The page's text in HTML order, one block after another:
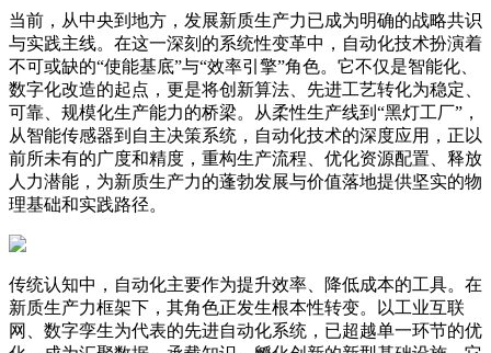
当前，从中央到地方，发展新质生产力已成为明确的战略共识
与实践主线。在这一深刻的系统性变革中，自动化技术扮演着
不可或缺的“使能基底”与“效率引擎”角色。它不仅是智能化、
数字化改造的起点，更是将创新算法、先进工艺转化为稳定、
可靠、规模化生产能力的桥梁。从柔性生产线到“黑灯工厂”，
从智能传感器到自主决策系统，自动化技术的深度应用，正以
前所未有的广度和精度，重构生产流程、优化资源配置、释放
人力潜能，为新质生产力的蓬勃发展与价值落地提供坚实的物
理基础和实践路径。
传统认知中，自动化主要作为提升效率、降低成本的工具。在
新质生产力框架下，其角色正发生根本性转变。以工业互联
网、数字孪生为代表的先进自动化系统，已超越单一环节的优